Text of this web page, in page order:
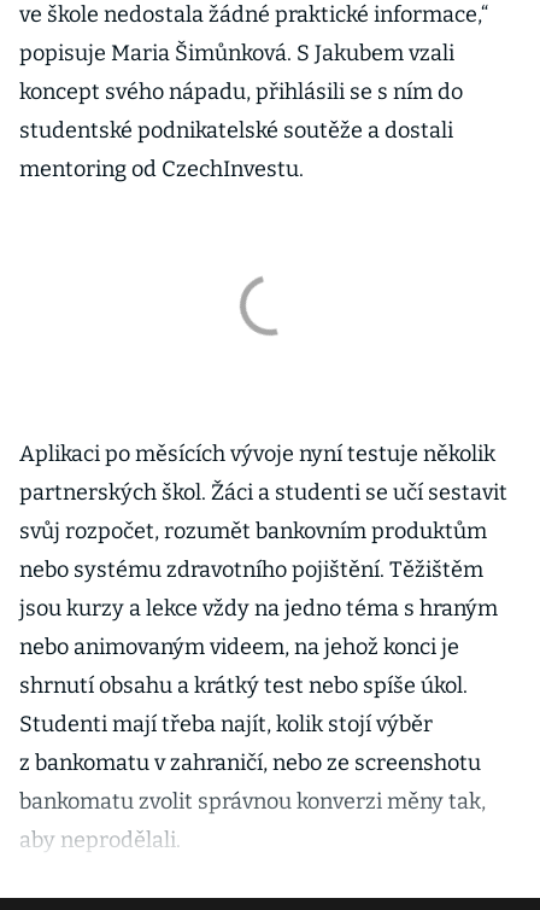
ve škole nedostala žádné praktické informace,“
popisuje Maria Šimůnková. S Jakubem vzali
koncept svého nápadu, přihlásili se s ním do
studentské podnikatelské soutěže a dostali
mentoring od CzechInvestu.
Aplikaci po měsících vývoje nyní testuje několik
partnerských škol. Žáci a studenti se učí sestavit
svůj rozpočet, rozumět bankovním produktům
nebo systému zdravotního pojištění. Těžištěm
jsou kurzy a lekce vždy na jedno téma s hraným
nebo animovaným videem, na jehož konci je
shrnutí obsahu a krátký test nebo spíše úkol.
Studenti mají třeba najít, kolik stojí výběr
z bankomatu v zahraničí, nebo ze screenshotu
bankomatu zvolit správnou konverzi měny tak,
aby neprodělali.